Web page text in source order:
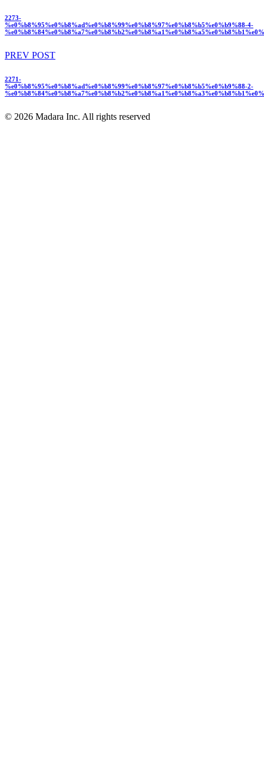
2273-
%e0%b8%95%e0%b8%ad%e0%b8%99%e0%b8%97%e0%b8%b5%e0%b9%88-4-
PREV POST
2271-
%e0%b8%95%e0%b8%ad%e0%b8%99%e0%b8%97%e0%b8%b5%e0%b9%88-2-
© 2026 Madara Inc. All rights reserved